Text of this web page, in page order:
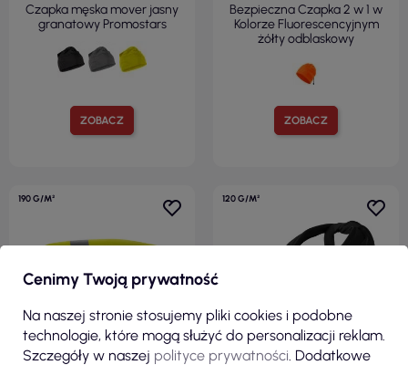
ZOBACZ
Czapka męska mover jasny
granatowy Promostars
ZOBACZ
Bezpieczna Czapka 2 w 1 w
Kolorze Fluorescencyjnym
żółty odblaskowy
190 G/M² 120 G/M²
Cenimy Twoją prywatność
Na naszej stronie stosujemy pliki cookies i podobne
technologie, które mogą służyć do personalizacji reklam.
Szczegóły w naszej polityce prywatności . Dodatkowe